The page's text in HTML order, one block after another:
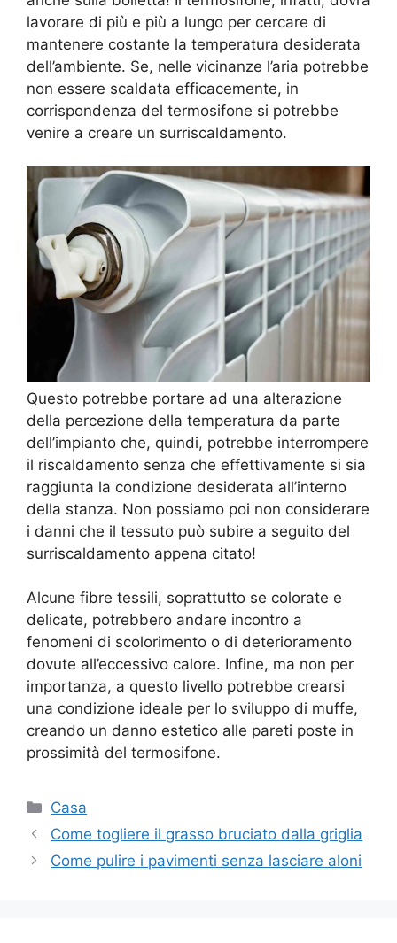
lavorare di più e più a lungo per cercare di
mantenere costante la temperatura desiderata
dell’ambiente. Se, nelle vicinanze l’aria potrebbe
non essere scaldata efficacemente, in
corrispondenza del termosifone si potrebbe
venire a creare un surriscaldamento.
Questo potrebbe portare ad una alterazione
della percezione della temperatura da parte
dell’impianto che, quindi, potrebbe interrompere
il riscaldamento senza che effettivamente si sia
raggiunta la condizione desiderata all’interno
della stanza. Non possiamo poi non considerare
i danni che il tessuto può subire a seguito del
surriscaldamento appena citato!
Alcune fibre tessili, soprattutto se colorate e
delicate, potrebbero andare incontro a
fenomeni di scolorimento o di deterioramento
dovute all’eccessivo calore. Infine, ma non per
importanza, a questo livello potrebbe crearsi
una condizione ideale per lo sviluppo di muffe,
creando un danno estetico alle pareti poste in
prossimità del termosifone.
Categorie
Casa
Come togliere il grasso bruciato dalla griglia
Come pulire i pavimenti senza lasciare aloni